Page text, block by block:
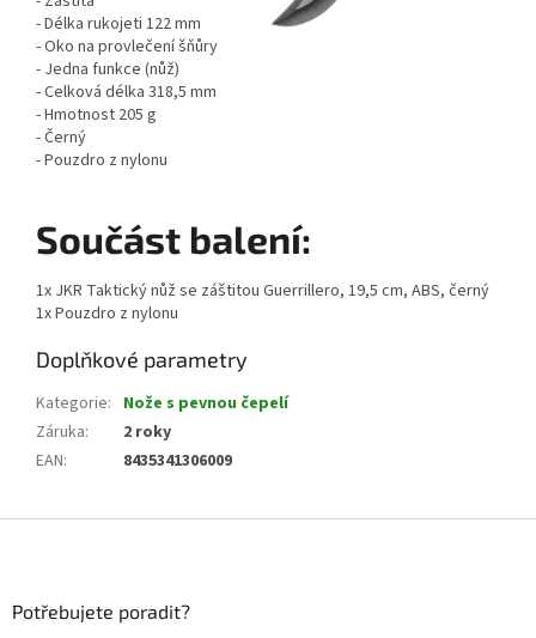
- Délka rukojeti 122 mm
- Oko na provlečení šňůry
- Jedna funkce (nůž)
- Celková délka 318,5 mm
- Hmotnost 205 g
- Černý
- Pouzdro z nylonu
Součást balení:
1x JKR Taktický nůž se záštitou Guerrillero, 19,5 cm, ABS, černý
1x Pouzdro z nylonu
Doplňkové parametry
Kategorie: Nože s pevnou čepelí
Záruka:
2 roky
EAN: 8435341306009
Potřebujete poradit?